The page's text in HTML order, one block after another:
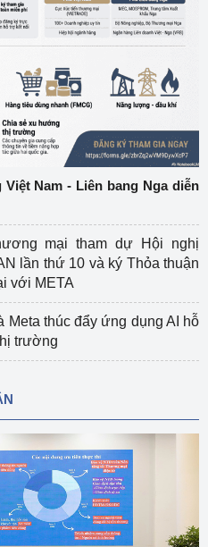
Nam - Liên bang Nga diễn
mại tham dự Hội nghị
lần thứ 10 và ký Thỏa thuận
với META
thúc đẩy ứng dụng AI hỗ
trường